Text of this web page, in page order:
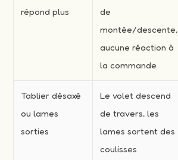
répond plus
de
montée/descente,
aucune réaction à
la commande
Tablier désaxé
ou lames
sorties
Le volet descend
de travers, les
lames sortent des
coulisses